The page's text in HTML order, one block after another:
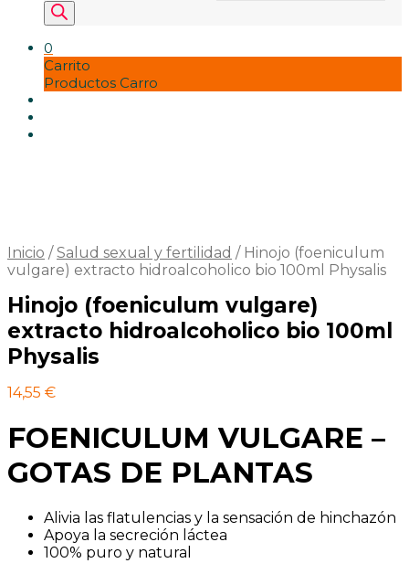
0
Carrito
Productos Carro
Inicio / Salud sexual y fertilidad /Hinojo (foeniculum
vulgare) extracto hidroalcoholico bio 100ml Physalis
Hinojo (foeniculum vulgare)
extracto hidroalcoholico bio 100ml
Physalis
14,55 €
FOENICULUM VULGARE –
GOTAS DE PLANTAS
Alivia las flatulencias y la sensación de hinchazón
Apoya la secreción láctea
100% puro y natural